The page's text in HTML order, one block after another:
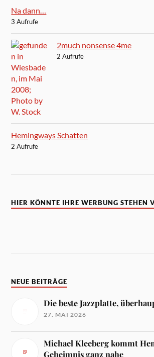
Na dann…
3 Aufrufe
2much nonsense 4me
2 Aufrufe
Hemingways Schatten
2 Aufrufe
HIER KÖNNTE IHRE WERBUNG STEHEN
NEUE BEITRÄGE
Die beste Jazzplatte,
27. MAI 2026
Michael Kleeberg kommt
Geheimnis ganz nahe